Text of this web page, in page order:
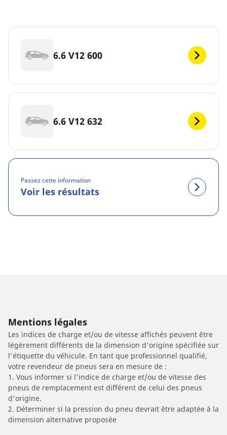
6.6 V12 600
6.6 V12 632
Passez cette information
Voir les résultats
Mentions légales
Les indices de charge et/ou de vitesse affichés peuvent être
légèrement différents de la dimension d'origine spécifiée sur
l'étiquette du véhicule. En tant que professionnel qualifié,
votre revendeur de pneus sera en mesure de :
1. Vous informer si l'indice de charge et/ou de vitesse des
pneus de remplacement est différent de celui des pneus
d'origine.
2. Déterminer si la pression du pneu devrait être adaptée à la
dimension alternative proposée